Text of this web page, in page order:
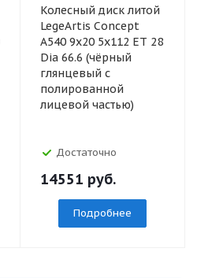
Колесный диск литой
LegeArtis Concept
A540 9x20 5x112 ET 28
Dia 66.6 (чёрный
глянцевый с
полированной
лицевой частью)
Достаточно
14551 руб.
Подробнее